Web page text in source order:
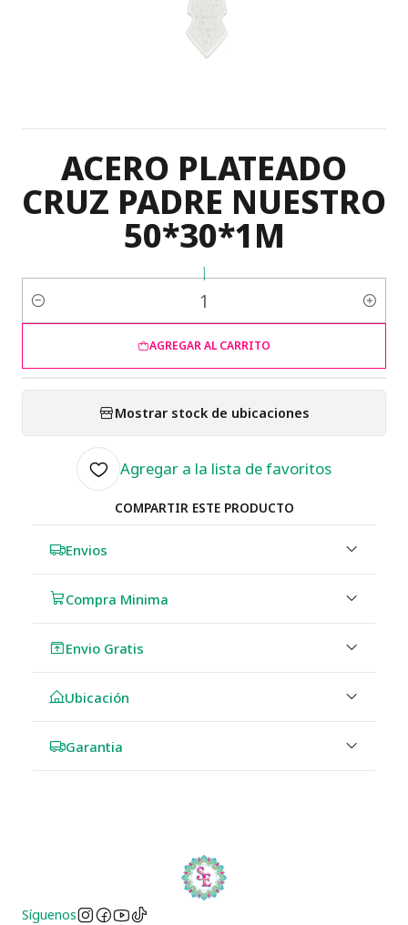
ACERO PLATEADO
CRUZ PADRE NUESTRO
50*30*1M
|
Cantidad
AGREGAR AL CARRITO
Mostrar stock de ubicaciones
Agregar a la lista de favoritos
COMPARTIR ESTE PRODUCTO
Envios
Compra Minima
Envio Gratis
Ubicación
Garantia
Síguenos